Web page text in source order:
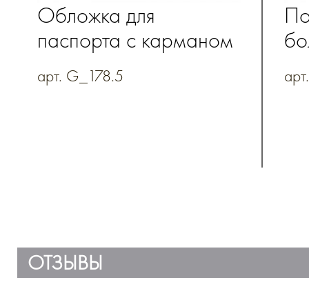
Обложка для
паспорта с карманом
для купюр из
натуральной кожи
арт. G_178.5
ОТЗЫВЫ